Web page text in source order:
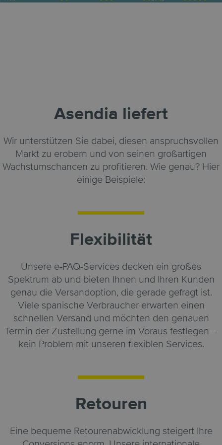
Asendia liefert
Wir unterstützen Sie dabei, diesen anspruchsvollen
Markt zu erobern und von seinen großartigen
Wachstumschancen zu profitieren. Wie genau? Hier
einige Beispiele:
Flexibilität
Unsere e-PAQ-Services decken ein großes
Spektrum ab und bieten Ihnen und Ihren Kunden
genau die Versandoption, die gerade gefragt ist.
Viele spanische Verbraucher erwarten einen
schnellen Versand und möchten den genauen
Termin der Zustellung gerne im Voraus festlegen –
kein Problem mit unseren flexiblen Services.
Retouren
Eine bequeme Retourenabwicklung steigert Ihre